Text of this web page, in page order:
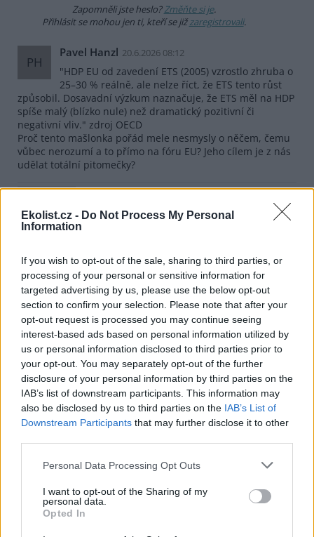
Ekolist.cz - Do Not Process My Personal
Information
If you wish to opt-out of the sale, sharing to third parties, or
processing of your personal or sensitive information for
targeted advertising by us, please use the below opt-out
section to confirm your selection. Please note that after your
opt-out request is processed you may continue seeing
interest-based ads based on personal information utilized by
us or personal information disclosed to third parties prior to
your opt-out. You may separately opt-out of the further
disclosure of your personal information by third parties on the
IAB’s list of downstream participants. This information may
also be disclosed by us to third parties on the IAB’s List of
Downstream Participants that may further disclose it to other
Personal Data Processing Opt Outs
I want to opt-out of the Sharing of my
personal data.
Opted In
Zapomněli jste heslo?Změňte si je.
Přihlásit se mohou jen ti, kteří se jižzaregistrovali.
PH
Pavel Hanzl 20.6.2026 08:12
"HDP EU od zavedení ETS (2005) vzrostlo zhruba o
25–30 % reálně, ale nelze říct, že ETS tento růst
způsobil. Dosavadní výzkum naznačuje, že ETS měl na HDP
spíše malý (blízko nule) než dramatický pozitivní či
negativní vliv." zdroj OECD
Proč tento mašlonka pořád mele nesmysly o něčem, čemu
vůbec nerozumí a to přímo na fóru EU? Jeho cílem je z nás
udělat totální pitomečky?
Odpovědět
ss smějící se bestie 21.6.2026 06:15
Když změna -
tak zrušit !
Odpovědět
MV
Milan Vaněček 20.6.2026 11:21
To je naprosto zkreslující informace. Bylo období,
kdy cena povolenek byla zanedbatelná, tak do
roku 2018. A v té době HDP Evropské unie rostlo a elektřina
byla velmi levná. Pak však povolenky vystřelily nahoru,
přišly i další krize (kovid, válka) a HDP EU většinou klesalo a
ne že rostlo (ve stálých cenách, ne díky velké inflaci).
ETS srazilo průmysl EU dlouhodobě na rozdíl od
krátkodobého působení kovidu.
rozevřely. A bude hůř.
Odpovědět
PH